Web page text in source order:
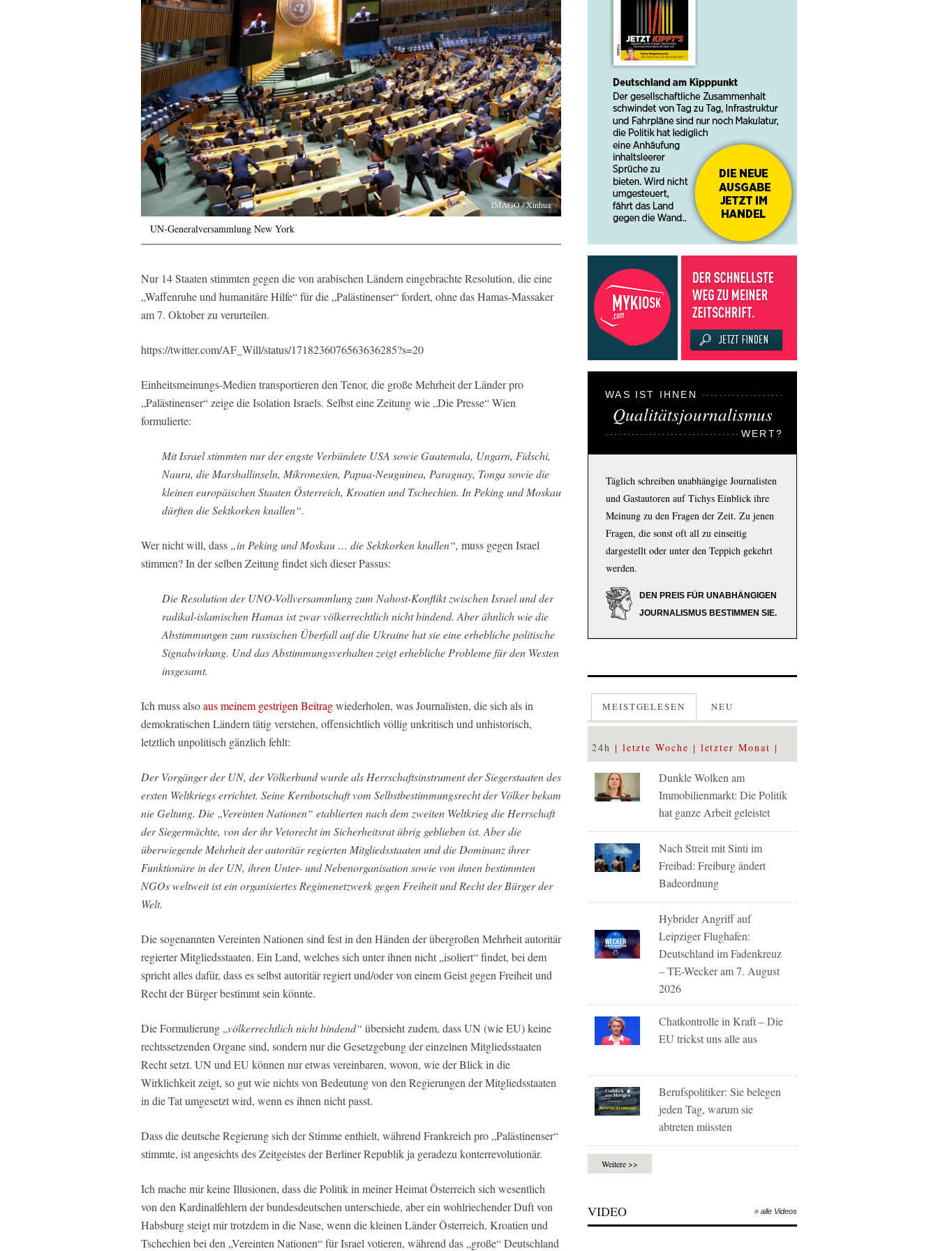
IMAGO / Xinhua
UN-Generalversammlung New York
Nur 14 Staaten stimmten gegen die von arabischen Ländern eingebrachte Resolution, die eine
„Waffenruhe und humanitäre Hilfe“ für die „Palästinenser“ fordert, ohne das Hamas-Massaker
am 7. Oktober zu verurteilen.
https://twitter.com/AF_Will/status/1718236076563636285?s=20
Einheitsmeinungs-Medien transportieren den Tenor, die große Mehrheit der Länder pro
„Palästinenser“ zeige die Isolation Israels. Selbst eine Zeitung wie „Die Presse“ Wien
formulierte:
Mit Israel stimmten nur der engste Verbündete USA sowie Guatemala, Ungarn, Fidschi,
Nauru, die Marshallinseln, Mikronesien, Papua-Neuguinea, Paraguay, Tonga sowie die
kleinen europäischen Staaten Österreich, Kroatien und Tschechien. In Peking und Moskau
dürften die Sektkorken knallen“.
Wer nicht will, dass „in Peking und Moskau … die Sektkorken knallen“, muss gegen Israel
stimmen? In der selben Zeitung findet sich dieser Passus:
Die Resolution der UNO-Vollversammlung zum Nahost-Konflikt zwischen Israel und der
radikal-islamischen Hamas ist zwar völkerrechtlich nicht bindend. Aber ähnlich wie die
Abstimmungen zum russischen Überfall auf die Ukraine hat sie eine erhebliche politische
Signalwirkung. Und das Abstimmungsverhalten zeigt erhebliche Probleme für den Westen
insgesamt.
Ich muss alsoaus meinem gestrigen Beitragwiederholen, was Journalisten, die sich als in
demokratischen Ländern tätig verstehen, offensichtlich völlig unkritisch und unhistorisch,
letztlich unpolitisch gänzlich fehlt:
Der Vorgänger der UN, der Völkerbund wurde als Herrschaftsinstrument der Siegerstaaten des
ersten Weltkriegs errichtet. Seine Kernbotschaft vom Selbstbestimmungsrecht der Völker bekam
nie Geltung. Die „Vereinten Nationen“ etablierten nach dem zweiten Weltkrieg die Herrschaft
der Siegermächte, von der ihr Vetorecht im Sicherheitsrat übrig geblieben ist. Aber die
überwiegende Mehrheit der autoritär regierten Mitgliedsstaaten und die Dominanz ihrer
Funktionäre in der UN, ihren Unter- und Nebenorganisation sowie von ihnen bestimmten
NGOs weltweit ist ein organisiertes Regimenetzwerk gegen Freiheit und Recht der Bürger der
Welt.
Die sogenannten Vereinten Nationen sind fest in den Händen der übergroßen Mehrheit autoritär
regierter Mitgliedsstaaten. Ein Land, welches sich unter ihnen nicht „isoliert“ findet, bei dem
spricht alles dafür, dass es selbst autoritär regiert und/oder von einem Geist gegen Freiheit und
Recht der Bürger bestimmt sein könnte.
Die Formulierung „völkerrechtlich nicht bindend“ übersieht zudem, dass UN (wie EU) keine
rechtssetzenden Organe sind, sondern nur die Gesetzgebung der einzelnen Mitgliedsstaaten
Recht setzt. UN und EU können nur etwas vereinbaren, wovon, wie der Blick in die
Wirklichkeit zeigt, so gut wie nichts von Bedeutung von den Regierungen der Mitgliedsstaaten
in die Tat umgesetzt wird, wenn es ihnen nicht passt.
Dass die deutsche Regierung sich der Stimme enthielt, während Frankreich pro „Palästinenser“
stimmte, ist angesichts des Zeitgeistes der Berliner Republik ja geradezu konterrevolutionär.
Ich mache mir keine Illusionen, dass die Politik in meiner Heimat Österreich sich wesentlich
von den Kardinalfehlern der bundesdeutschen unterschiede, aber ein wohlriechender Duft von
Habsburg steigt mir trotzdem in die Nase, wenn die kleinen Länder Österreich, Kroatien und
Tschechien bei den „Vereinten Nationen“ für Israel votieren, während das „große“ Deutschland
WAS IST IHNEN
Qualitätsjournalismus
WERT?
Täglich schreiben unabhängige Journalisten
und Gastautoren auf Tichys Einblick ihre
Meinung zu den Fragen der Zeit. Zu jenen
Fragen, die sonst oft all zu einseitig
dargestellt oder unter den Teppich gekehrt
werden.
DEN PREIS FÜR UNABHÄNGIGEN
JOURNALISMUS BESTIMMEN SIE.
MEISTGELESEN NEU
24h letzte Woche letzter Monat
Dunkle Wolken am
Immobilienmarkt: Die Politik
hat ganze Arbeit geleistet
Nach Streit mit Sinti im
Freibad: Freiburg ändert
Badeordnung
Hybrider Angriff auf
Leipziger Flughafen:
Deutschland im Fadenkreuz
– TE-Wecker am 7. August
2026
Chatkontrolle in Kraft – Die
EU trickst uns alle aus
Berufspolitiker: Sie belegen
jeden Tag, warum sie
abtreten müssten
Weitere >>
VIDEO » alle Videos